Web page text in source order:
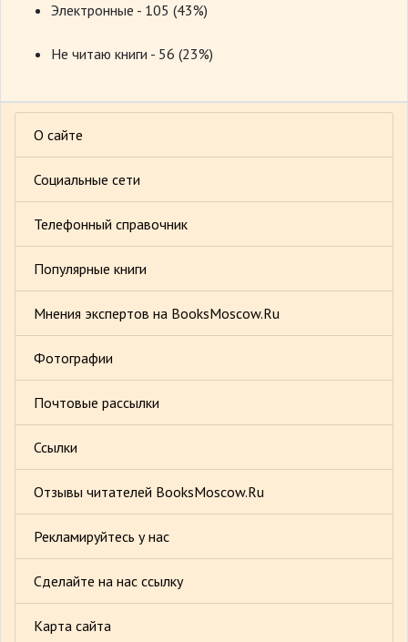
Электронные - 105 (43%)
Не читаю книги - 56 (23%)
О сайте
Социальные сети
Телефонный справочник
Популярные книги
Мнения экспертов на BooksMoscow.Ru
Фотографии
Почтовые рассылки
Ссылки
Отзывы читателей BooksMoscow.Ru
Рекламируйтесь у нас
Сделайте на нас ссылку
Карта сайта